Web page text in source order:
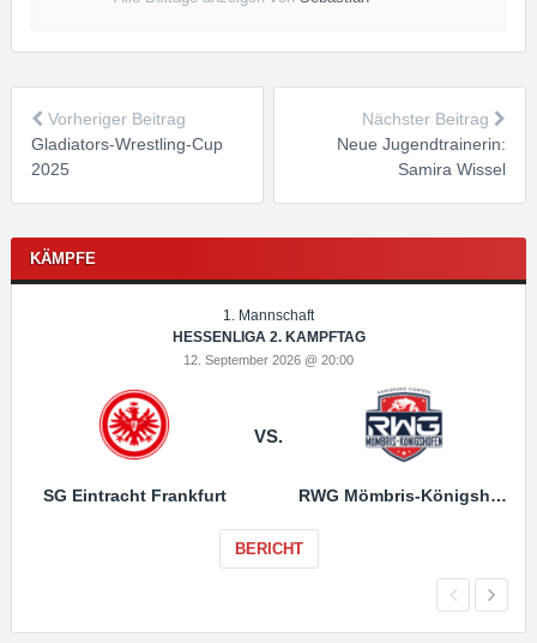
Vorheriger Beitrag
Gladiators-Wrestling-Cup
2025
Nächster Beitrag
Neue Jugendtrainerin:
Samira Wissel
KÄMPFE
1. Mannschaft
HESSENLIGA 2. KAMPFTAG
12. September 2026 @ 20:00
SG Eintracht Frankfurt
VS.
RWG Mömbris-Königshofen
BERICHT